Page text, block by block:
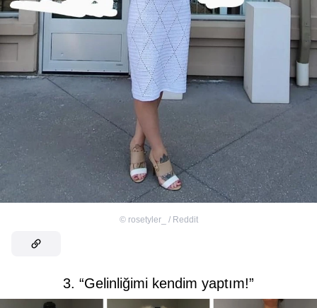
© rosetyler_ / Reddit
3. “Gelinliğimi kendim yaptım!”